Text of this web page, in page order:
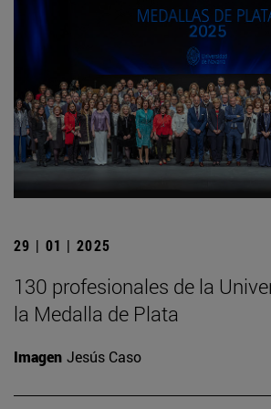
29 | 01 | 2025
130 profesionales de la
la Medalla de Plata
Imagen Jesús Caso